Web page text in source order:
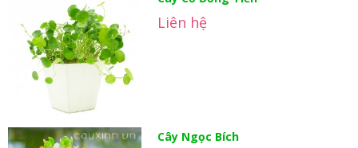
Liên hệ
Cây Ngọc Bích